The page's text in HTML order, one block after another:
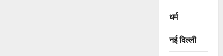
धर्म
नई दिल्ली